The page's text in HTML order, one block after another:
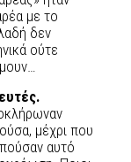
με το
δεν
ούτε
μέχρι που
αυτό